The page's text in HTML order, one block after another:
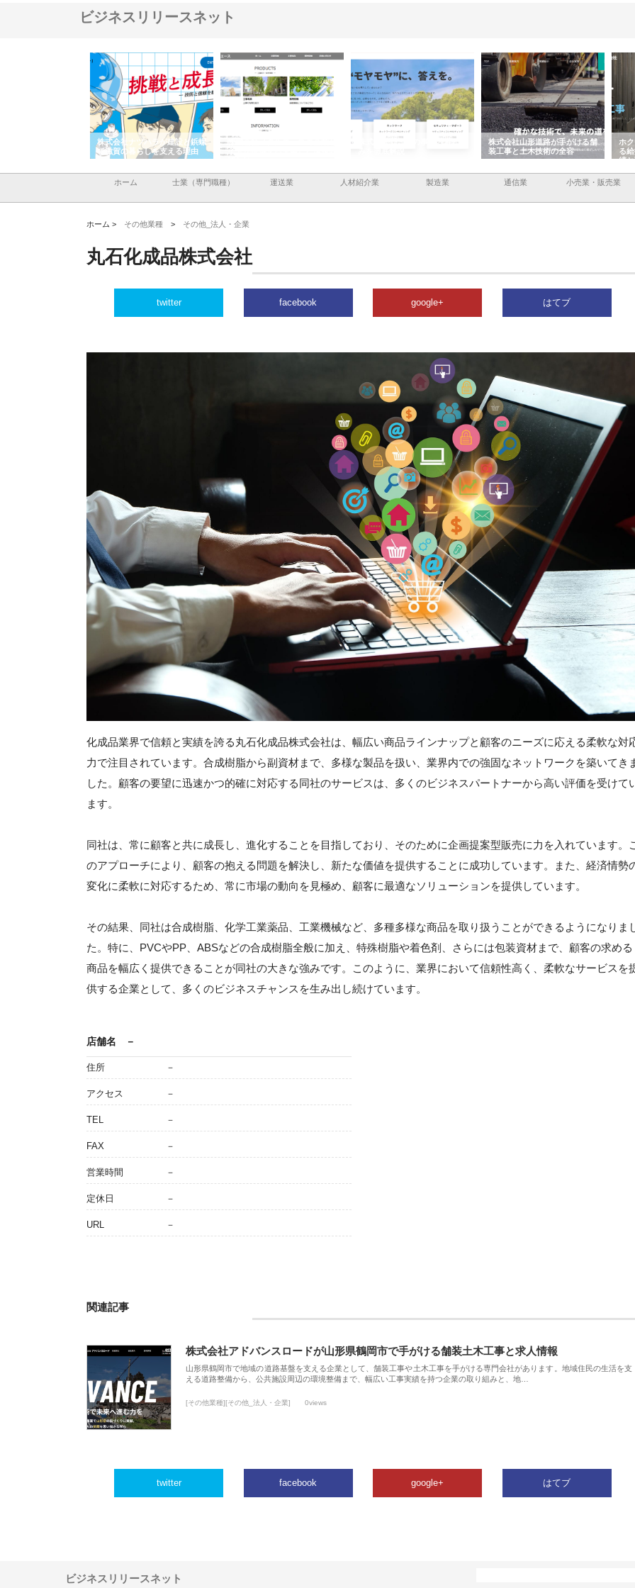
ビジネスリリースネット
株式会社ナツハラが建設と鋲螺
で滋賀の暮らしを支える理由
イトが提供する充実した情報内
株式会社ＣＳＡの事業内容と強
株式会社山形道路が手がける舗
装工事と土木技術の全容
ホ
る
績
ホーム 士業（専門職種） 運送業 人材紹介業 製造業 通信業 小売業・販売業
ホーム > その他業種 > その他_法人・企業
丸石化成品株式会社
twitter facebook google+ はてブ
化成品業界で信頼と実績を誇る丸石化成品株式会社は、幅広い商品ラインナップと顧客のニーズに応える柔軟な対
力で注目されています。合成樹脂から副資材まで、多様な製品を扱い、業界内での強固なネットワークを築いてき
した。顧客の要望に迅速かつ的確に対応する同社のサービスは、多くのビジネスパートナーから高い評価を受けて
ます。
同社は、常に顧客と共に成長し、進化することを目指しており、そのために企画提案型販売に力を入れています。
のアプローチにより、顧客の抱える問題を解決し、新たな価値を提供することに成功しています。また、経済情勢
変化に柔軟に対応するため、常に市場の動向を見極め、顧客に最適なソリューションを提供しています。
その結果、同社は合成樹脂、化学工業薬品、工業機械など、多種多様な商品を取り扱うことができるようになりま
た。特に、PVCやPP、ABSなどの合成樹脂全般に加え、特殊樹脂や着色剤、さらには包装資材まで、顧客の求める
商品を幅広く提供できることが同社の大きな強みです。このように、業界において信頼性高く、柔軟なサービスを
供する企業として、多くのビジネスチャンスを生み出し続けています。
店舗名 －
住所 －
アクセス －
TEL －
FAX －
営業時間 －
定休日 －
URL －
関連記事
株式会社アドバンスロードが山形県鶴岡市で手がける舗装土木工事と求人情報
山形県鶴岡市で地域の道路基盤を支える企業として、舗装工事や土木工事を手がける専門会社があります。地域住民の生活を支
える道路整備から、公共施設周辺の環境整備まで、幅広い工事実績を持つ企業の取り組みと、地…
[その他業種][その他_法人・企業] 0views
twitter facebook google+ はてブ
ビジネスリリースネット